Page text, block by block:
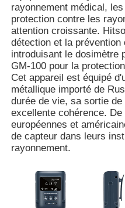
A propos de nous
Visite d'usine
Contrôle de la qualité
Contact
nouvelles
Les cas le montrent
rayonnement médical,
protection contre les
attention croissante.
détection et la
introduisant le dosimètre
GM-100 pour la
Cet appareil est équipé
métallique importé de
durée de vie, sa sortie
excellente cohérence.
européennes et
de capteur dans leurs
rayonnement.